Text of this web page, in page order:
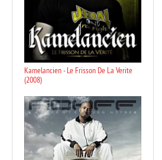
Kamelancien - Le Frisson De La Verite
(2008)